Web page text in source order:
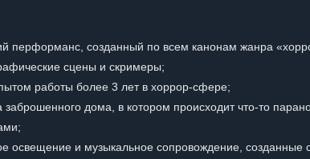
перформанс, созданный по всем канонам жанра
сцены и скримеры;
работы более 3 лет в хоррор-сфере;
дома, в котором происходит что-то
освещение и музыкальное сопровождение, созданные